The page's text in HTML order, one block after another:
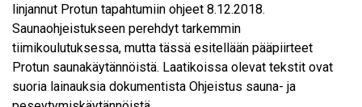
linjannut Protun tapahtumiin ohjeet 8.12.2018.
Saunaohjeistukseen perehdyt tarkemmin
tiimikoulutuksessa, mutta tässä esitellään pääpiirteet
Protun saunakäytännöistä. Laatikoissa olevat tekstit ovat
suoria lainauksia dokumentista Ohjeistus sauna- ja